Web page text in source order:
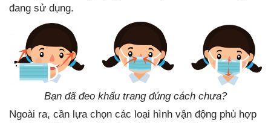
đang sử dụng.
Bạn đã đeo khẩu trang đúng cách chưa?
Ngoài ra, cần lựa chọn các loại hình vận động phù hợp